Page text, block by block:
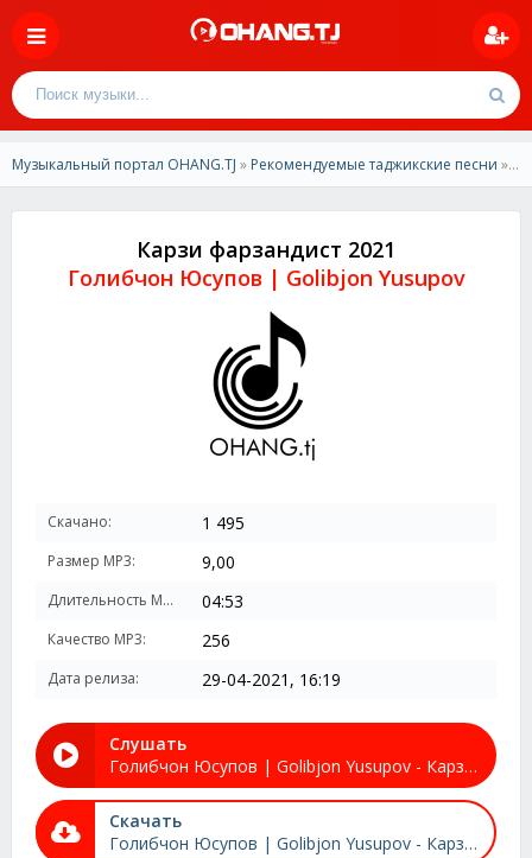
Музыкальный портал OHANG.TJ » Рекомендуемые таджикские песни » Голибчон Юсупов-Карзи фарзандист 2021
Карзи фарзандист 2021
Голибчон Юсупов | Golibjon Yusupov
Скачано: 1 495
Размер MP3: 9,00
Длительность MP3: 04:53
Качество MP3: 256
Дата релиза: 29-04-2021, 16:19
Слушать
Голибчон Юсупов | Golibjon Yusupov - Карзи фарзандист 2021
Скачать
Голибчон Юсупов | Golibjon Yusupov - Карзи фарзандист 2021